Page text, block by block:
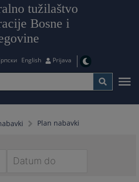
tužilaštvo
Bosne i
English Prijava
Plan nabavki